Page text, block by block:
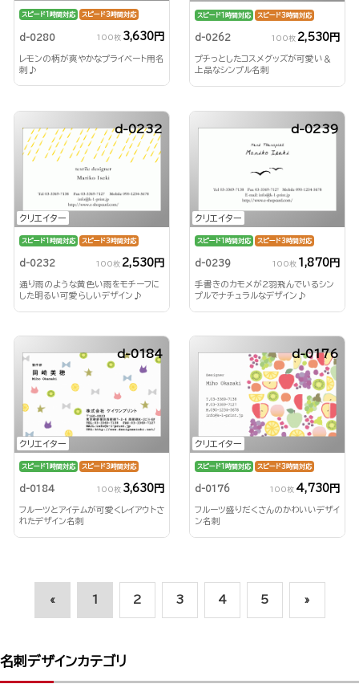
スピード1時間対応 スピード3時間対応
d-0280 100枚 3,630円
レモンの柄が爽やかなプライベート用名
刺♪
スピード1時間対応 スピード3時間対応
d-0262 100枚 2,530円
プチっとしたコスメグッズが可愛い＆
上品なシンプル名刺
クリエイター
d-0232
スピード1時間対応 スピード3時間対応
d-0232 100枚 2,530円
通り雨のような黄色い雨をモチーフに
した明るい可愛らしいデザイン♪
クリエイター
d-0239
スピード1時間対応 スピード3時間対応
d-0239 100枚 1,870円
手書きのカモメが2羽飛んでいるシン
プルでナチュラルなデザイン♪
クリエイター
d-0184
スピード1時間対応 スピード3時間対応
d-0184 100枚 3,630円
フルーツとアイテムが可愛くレイアウトさ
れたデザイン名刺
クリエイター
d-0176
スピード1時間対応 スピード3時間対応
d-0176 100枚 4,730円
フルーツ盛りだくさんのかわいいデザイ
ン名刺
« 1 2 3 4 5 »
名刺デザインカテゴリ